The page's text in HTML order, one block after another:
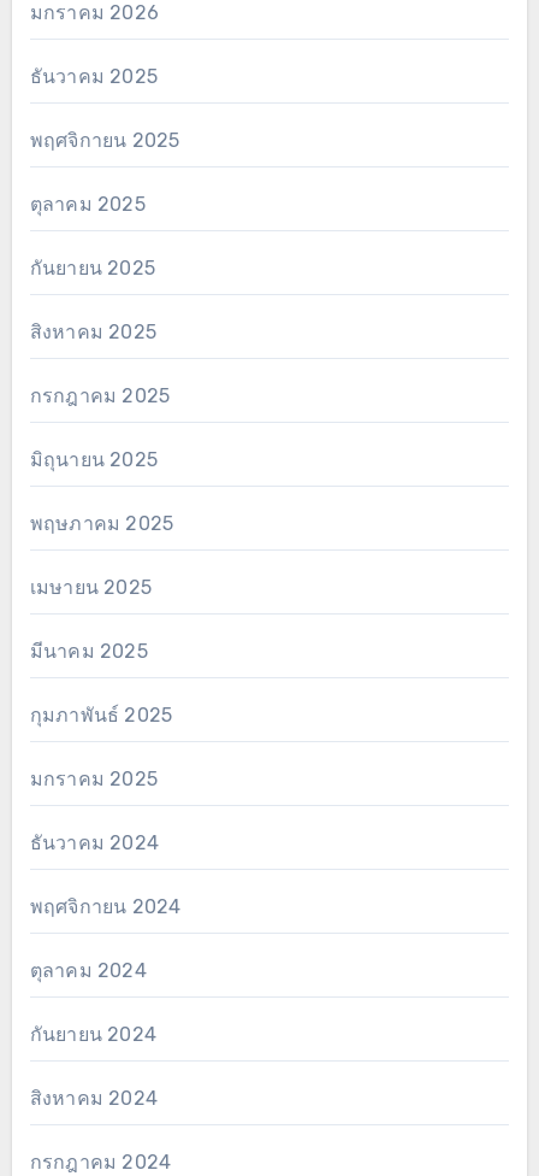
มกราคม 2026
ธันวาคม 2025
พฤศจิกายน 2025
ตุลาคม 2025
กันยายน 2025
สิงหาคม 2025
กรกฎาคม 2025
มิถุนายน 2025
พฤษภาคม 2025
เมษายน 2025
มีนาคม 2025
กุมภาพันธ์ 2025
มกราคม 2025
ธันวาคม 2024
พฤศจิกายน 2024
ตุลาคม 2024
กันยายน 2024
สิงหาคม 2024
กรกฎาคม 2024